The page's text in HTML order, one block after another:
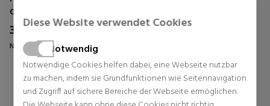
Diese Website verwendet Cookies
Notwendig
Notwendige Cookies helfen dabei, eine Webseite nutzbar
zu machen, indem sie Grundfunktionen wie Seitennavigation
und Zugriff auf sichere Bereiche der Webseite ermöglichen.
Oberflächen
35,81 € 21% Rabatt
Normal Preis 45,09 €
0 Rezensionen
28,45 € 26% Rabatt
0 Rezensionen